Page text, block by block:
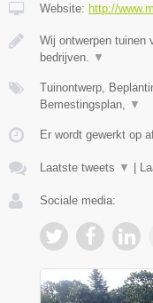
Website: http://
Wij ontwerpen tuinen
bedrijven.
▼
Tuinontwerp,
Bemestingsplan,
▼
Er wordt gewerkt op
Laatste tweets ▼
Sociale media: